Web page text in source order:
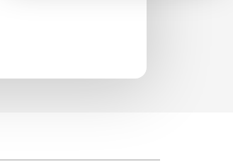
projects.